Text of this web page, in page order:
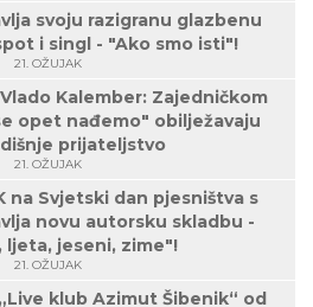
svoju razigranu glazbenu
i singl - "Ako smo isti"!
21. OŽUJAK
Kalember: Zajedničkom
opet nađemo" obilježavaju
prijateljstvo
21. OŽUJAK
na Svjetski dan pjesništva s
novu autorsku skladbu -
ljeta, jeseni, zime"!
21. OŽUJAK
klub Azimut Šibenik“ od